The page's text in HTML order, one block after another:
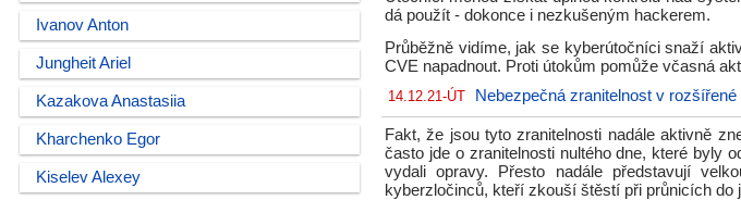
Ivanov Anton
Jungheit Ariel
Kazakova Anastasiia
Kharchenko Egor
Kiselev Alexey
dá použít - dokonce i nezkušeným hackerem.
Průběžně vidíme, jak se kyberútočníci snaží
CVE napadnout. Proti útokům pomůže včasná
14.12.21-ÚT Nebezpečná zranitelnost v
Fakt, že jsou tyto zranitelnosti nadále aktivně
často jde o zranitelnosti nultého dne, které byly
vydali opravy. Přesto nadále představují
kyberzločinců, kteří zkouší štěstí při průnicích do